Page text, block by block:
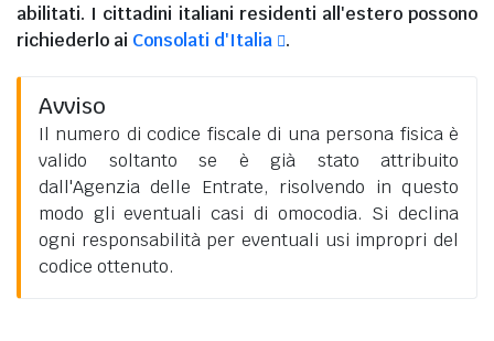
abilitati. I cittadini italiani residenti all'esteropossono
richiederlo ai Consolati d'Italia .
Avviso
Il numero di codice fiscale di una persona fisica è
valido soltanto se è già stato attribuito
dall'Agenzia delle Entrate, risolvendo in questo
modo gli eventuali casi di omocodia. Si declina
ogni responsabilità per eventuali usi impropri del
codice ottenuto.